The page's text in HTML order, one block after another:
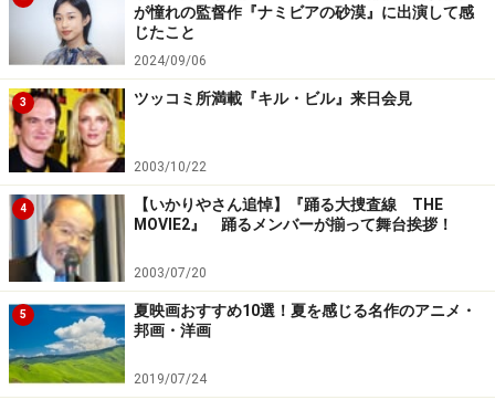
「余命10年」を宣告された愛娘のために人工心臓を作ろ
うとする父（大泉洋）と家族の闘いの日々を描いた感動
作。妻役に菅野美穂。長女は川栄李奈、心臓疾患のある
次女に福本莉子、三女は新井美羽という豪華キャスト。
大泉洋の新たな魅力が開花する作品になりそう。監督は
『君の膵臓をたべたい』の月川翔。
ちなみに1月公開作
／山崎賢人、山田杏奈出演）は、公開中なので先取りか
ら外しましたが、続編もありそうなので必見。同じく公
開中の『カラオケ行こ！』（1月12日公開／綾野剛、齋
藤潤出演）は、個人的に2024年ベスト10に入りそうなほ
が憧れの監督作『ナミビアの砂漠』に出演して感
じたこと
2024/09/06
3 ツッコミ所満載『キル・ビル』来日会見
2003/10/22
4
【いかりやさん追悼】『踊る大捜査線 THE
MOVIE2』 踊るメンバーが揃って舞台挨拶！
2003/07/20
5
夏映画おすすめ10選！夏を感じる名作のアニメ・
邦画・洋画
2019/07/24